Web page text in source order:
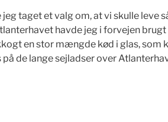
taget et valg om, at vi skulle leve
havde jeg i forvejen
en stor mængde kød i glas, som
de lange sejladser over